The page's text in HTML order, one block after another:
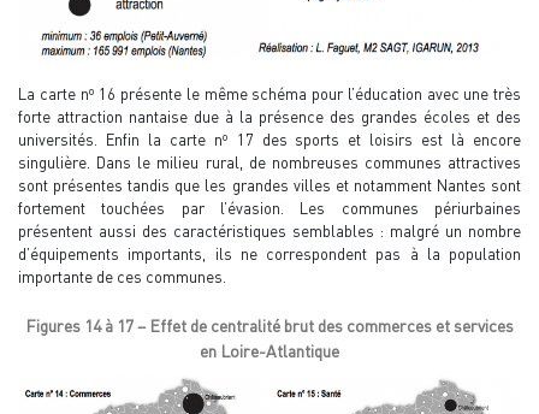
La carte no 16 présente le même schéma pour l’éducation avec une très
forte attraction nantaise due à la présence des grandes écoles et des
universités. Enfin la carte no
17 des sports et loisirs est là encore
singulière. Dans le milieu rural, de nombreuses communes attractives
sont présentes tandis que les grandes villes et notamment Nantes sont
fortement touchées par l’évasion. Les communes périurbaines
présentent aussi des caractéristiques semblables : malgré un nombre
d’équipements importants, ils ne correspondent pas à la population
importante de ces communes.
Figures 14 à 17 – Effet de centralité brut des commerces et services
en Loire-Atlantique